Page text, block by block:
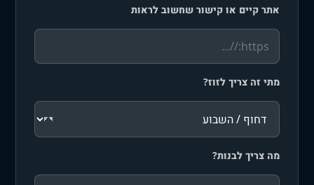
אתר קיים או קישור שחשוב לראות
מתי זה צריך לזוז?
מה צריך לבנות?